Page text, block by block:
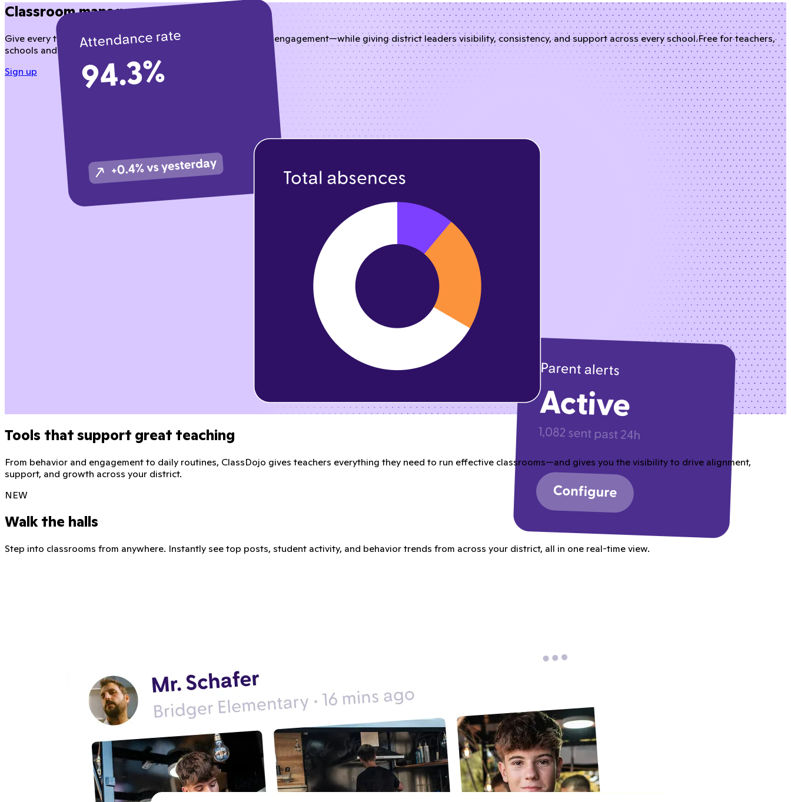
Classroom management teachers love
Give every teacher tools to manage behavior, instruction, and engagement—while giving district leaders visibility, consistency, and support across every school.Free for teachers,
schools and district partners.
Sign up
Tools that support great teaching
From behavior and engagement to daily routines, ClassDojo gives teachers everything they need to run effective classrooms—and gives you the visibility to drive alignment,
support, and growth across your district.
NEW
Walk the halls
Step into classrooms from anywhere. Instantly see top posts, student activity, and behavior trends from across your district, all in one real-time view.